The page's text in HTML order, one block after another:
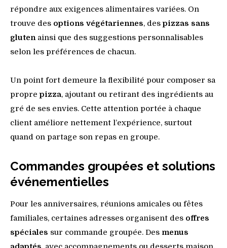
répondre aux exigences alimentaires variées. On
trouve des options végétariennes, despizzas sans
gluten ainsi que des suggestions personnalisables
selon les préférences de chacun.
Un point fort demeure la flexibilité pour composer sa
proprepizza, ajoutant ou retirant des ingrédients au
gré de ses envies. Cette attention portée à chaque
client améliore nettement l’expérience, surtout
quand on partage son repas en groupe.
Commandes groupées et solutions
événementielles
Pour les anniversaires, réunions amicales ou fêtes
familiales, certaines adresses organisent des offres
spéciales sur commande groupée. Des menus